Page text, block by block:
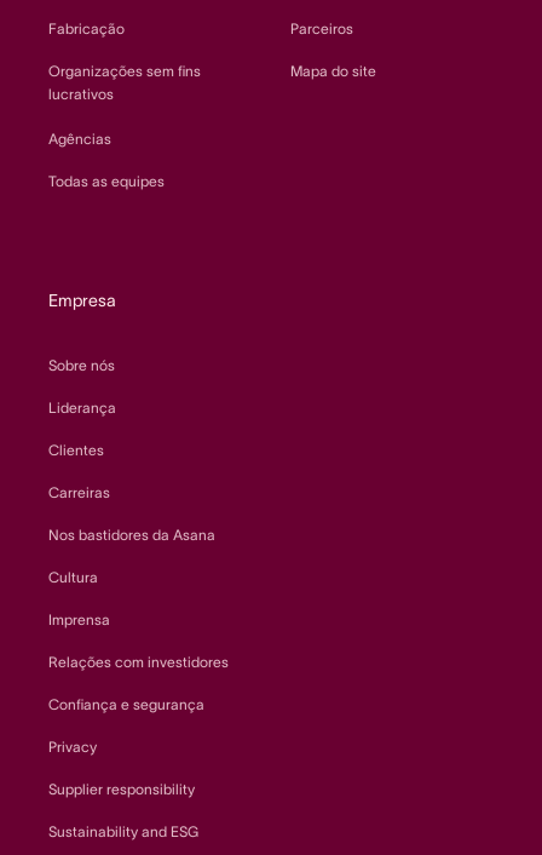
Fabricação
Organizações sem fins
lucrativos
Agências
Todas as equipes
Parceiros
Mapa do site
Empresa
Sobre nós
Liderança
Clientes
Carreiras
Nos bastidores da Asana
Cultura
Imprensa
Relações com investidores
Confiança e segurança
Privacy
Supplier responsibility
Sustainability and ESG